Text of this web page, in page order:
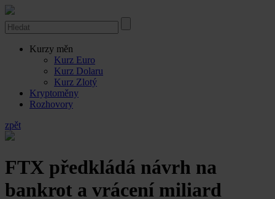
Kurzy měn
Kurz Euro
Kurz Dolaru
Kurz Zlotý
Kryptoměny
Rozhovory
zpět
FTX předkládá návrh na
bankrot a vrácení miliard